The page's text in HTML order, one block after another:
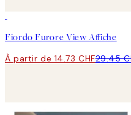
Fiordo Furore View Affiche
À partir de 14.73 CHF29.45